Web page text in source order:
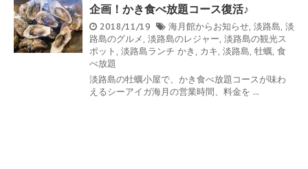
企画！かき食べ放題コース復活♪
2018/11/19 海月館からお知らせ, 淡路島, 淡
路島のグルメ, 淡路島のレジャー, 淡路島の観光ス
ポット , 淡路島ランチ かき , カキ, 淡路島, 牡蠣, 食
べ放題
淡路島の牡蠣小屋で、かき食べ放題コースが味わ
えるシーアイガ海月の営業時間、料金を ...